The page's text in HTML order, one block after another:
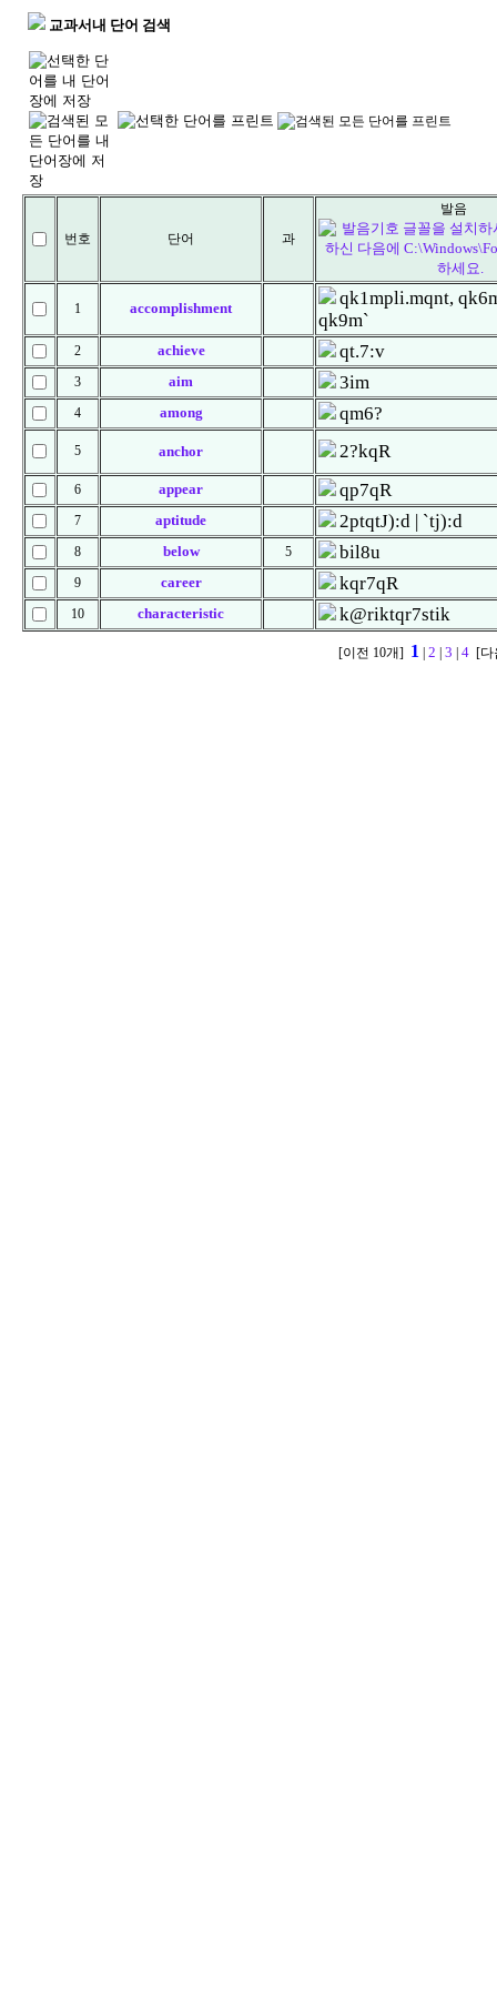
교과서내 단어 검색
번호 단어 과
발음
1 accomplishment
qk1mpli.mqnt,
qk9m`
2 achieve qt.7:v
3 aim 3im
4 among qm6?
5 anchor 2?kqR
6 appear qp7qR
7 aptitude 2ptqtJ):d | `tj):d
8 below 5 bil8u
9 career kqr7qR
10 characteristic k@riktqr7stik
[이전 10개] 1| 2 3 4[다